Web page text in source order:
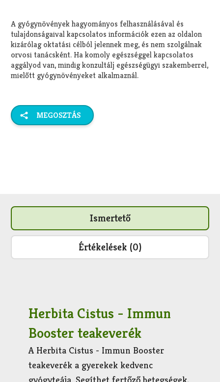
A gyógynövények hagyományos felhasználásával és
tulajdonságaival kapcsolatos információk ezen az oldalon
kizárólag oktatási célból jelennek meg, és nem szolgálnak
orvosi tanácsként. Ha komoly egészséggel kapcsolatos
aggályod van, mindig konzultálj egészségügyi szakemberrel,
mielőtt gyógynövényeket alkalmaznál.
MEGOSZTÁS
Ismertető
Értékelések (0)
Herbita Cistus - Immun
Booster teakeverék
A Herbita Cistus - Immun Booster
teakeverék a gyerekek kedvenc